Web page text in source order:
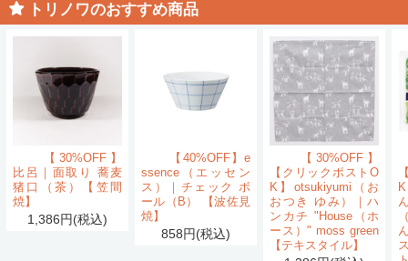
トリノワのおすすめ商品
【30%OFF】
比呂｜面取り 蕎麦
猪口（茶）【笠間
焼】
1,386円(税込)
【40%OFF】e
ssence（エッセン
ス）｜チェック ボ
ール（B） 【波佐見
焼】
858円(税込)
【30%OFF】
【クリックポストO
K】otsukiyumi（お
おつき ゆみ）｜ハ
ンカチ "House（ホ
ース）" moss green
【テキスタイル】